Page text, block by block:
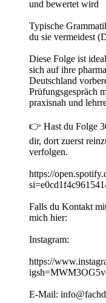
und bewertet wird
Typische
du sie vermeidest
Diese Folge ist
sich auf ihre
Deutschland
Prüfungsgespräch
praxisnah und
👉 Hast du Folge
dir, dort zuerst
verfolgen.
https://
Falls du Kontakt
mich hier:
Instagram:
https://
E-Mail: